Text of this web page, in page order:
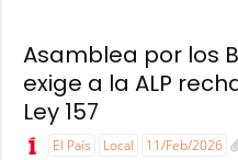
Asamblea por los
exige a la ALP
Ley 157
El País Local 11/Feb/2026